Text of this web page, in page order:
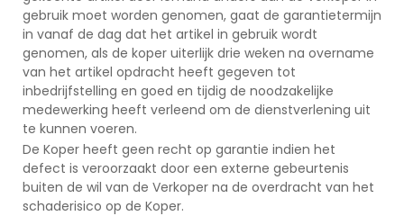
gebruik moet worden genomen, gaat de garantietermijn
in vanaf de dag dat het artikel in gebruik wordt
genomen, als de koper uiterlijk drie weken na overname
van het artikel opdracht heeft gegeven tot
inbedrijfstelling en goed en tijdig de noodzakelijke
medewerking heeft verleend om de dienstverlening uit
te kunnen voeren.
De Koper heeft geen recht op garantie indien het
defect is veroorzaakt door een externe gebeurtenis
buiten de wil van de Verkoper na de overdracht van het
schaderisico op de Koper.